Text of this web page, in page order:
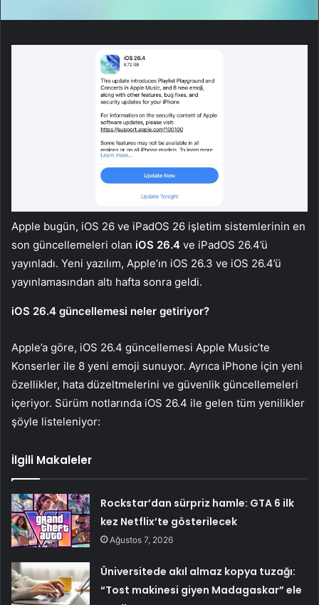
Apple bugün, iOS 26 ve iPadOS 26 işletim sistemlerinin en
son güncellemeleri olan iOS 26.4 ve iPadOS 26.4’ü
yayınladı. Yeni yazılım, Apple’ın iOS 26.3 ve iOS 26.4’ü
yayınlamasından altı hafta sonra geldi.
iOS 26.4 güncellemesi neler getiriyor?
Apple’a göre, iOS 26.4 güncellemesi Apple Music’te
Konserler ile 8 yeni emoji sunuyor. Ayrıca iPhone için yeni
özellikler, hata düzeltmelerini ve güvenlik güncellemeleri
içeriyor. Sürüm notlarında iOS 26.4 ile gelen tüm yenilikler
şöyle listeleniyor:
İlgili Makaleler
Rockstar’dan sürpriz hamle: GTA 6 ilk
kez Netflix’te gösterilecek
Ağustos 7, 2026
Üniversitede akıl almaz kopya tuzağı:
“Tost makinesi giyen Madagaskar” ele